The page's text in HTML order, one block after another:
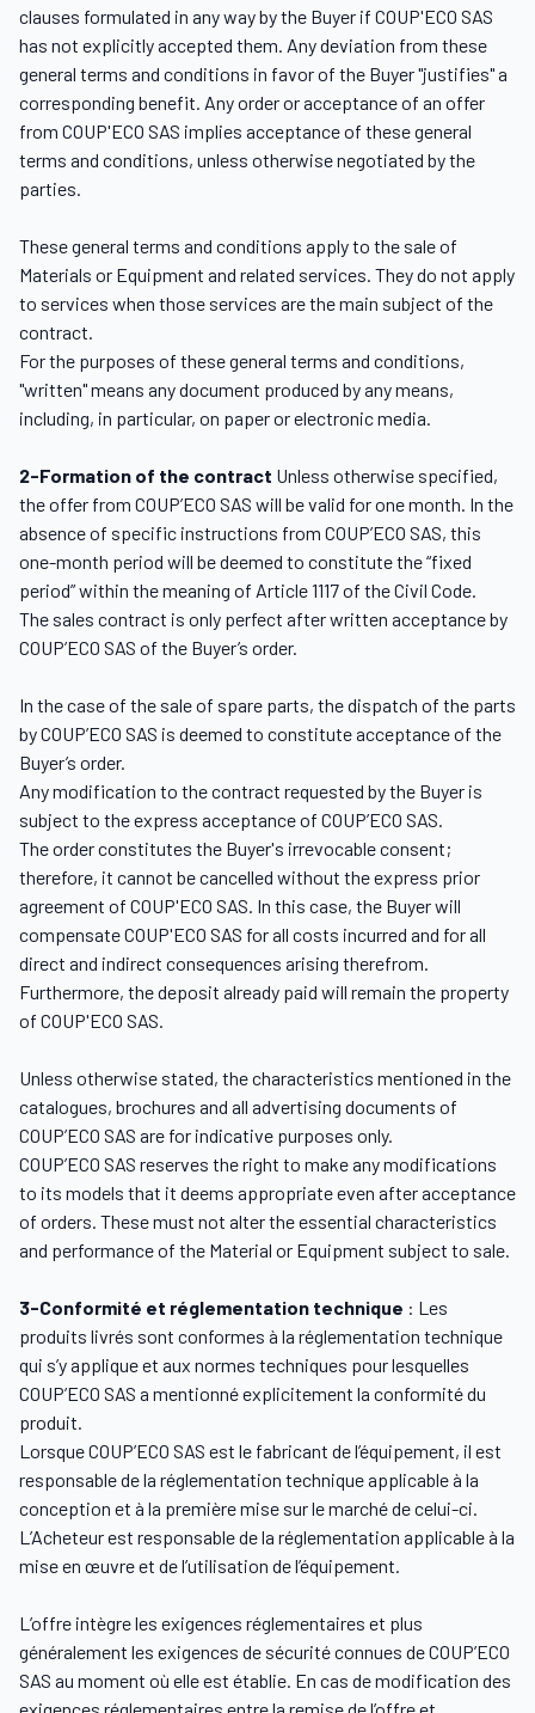
clauses formulated in any way by the Buyer if COUP'ECO SAS
has not explicitly accepted them. Any deviation from these
general terms and conditions in favor of the Buyer "justifies" a
corresponding benefit. Any order or acceptance of an offer
from COUP'ECO SAS implies acceptance of these general
terms and conditions, unless otherwise negotiated by the
parties.
These general terms and conditions apply to the sale of
Materials or Equipment and related services. They do not apply
to services when those services are the main subject of the
contract.
For the purposes of these general terms and conditions,
"written" means any document produced by any means,
including, in particular, on paper or electronic media.
2-Formation of the contract Unless otherwise specified,
the offer from COUP’ECO SAS will be valid for one month. In the
absence of specific instructions from COUP’ECO SAS, this
one-month period will be deemed to constitute the “fixed
period” within the meaning of Article 1117 of the Civil Code.
The sales contract is only perfect after written acceptance by
COUP’ECO SAS of the Buyer’s order.
In the case of the sale of spare parts, the dispatch of the parts
by COUP’ECO SAS is deemed to constitute acceptance of the
Buyer’s order.
Any modification to the contract requested by the Buyer is
subject to the express acceptance of COUP’ECO SAS.
The order constitutes the Buyer's irrevocable consent;
therefore, it cannot be cancelled without the express prior
agreement of COUP'ECO SAS. In this case, the Buyer will
compensate COUP'ECO SAS for all costs incurred and for all
direct and indirect consequences arising therefrom.
Furthermore, the deposit already paid will remain the property
of COUP'ECO SAS.
Unless otherwise stated, the characteristics mentioned in the
catalogues, brochures and all advertising documents of
COUP’ECO SAS are for indicative purposes only.
COUP’ECO SAS reserves the right to make any modifications
to its models that it deems appropriate even after acceptance
of orders. These must not alter the essential characteristics
and performance of the Material or Equipment subject to sale.
3-Conformité et réglementation technique : Les
produits livrés sont conformes à la réglementation technique
qui s’y applique et aux normes techniques pour lesquelles
COUP’ECO SAS a mentionné explicitement la conformité du
produit.
Lorsque COUP’ECO SAS est le fabricant de l’équipement, il est
responsable de la réglementation technique applicable à la
conception et à la première mise sur le marché de celui-ci.
L’Acheteur est responsable de la réglementation applicable à la
mise en œuvre et de l’utilisation de l’équipement.
L’offre intègre les exigences réglementaires et plus
généralement les exigences de sécurité connues de COUP’ECO
SAS au moment où elle est établie. En cas de modification des